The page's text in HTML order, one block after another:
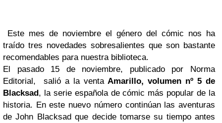
Este mes de noviembre el género del cómic nos ha
traído tres novedades sobresalientes que son bastante
recomendables para nuestra biblioteca.
El pasado 15 de noviembre, publicado por Norma
Editorial, salió a la venta Amarillo, volumen nº 5 de
Blacksad, la serie española de cómic más popular de la
historia. En este nuevo número continúan las aventuras
de John Blacksad que decide tomarse su tiempo antes